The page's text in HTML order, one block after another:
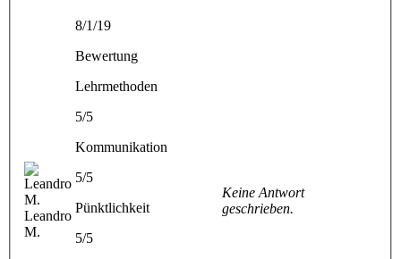
Leandro
M.
8/1/19
Bewertung
Lehrmethoden
5/5
Kommunikation
5/5
Pünktlichkeit
5/5
Keine Antwort
geschrieben.